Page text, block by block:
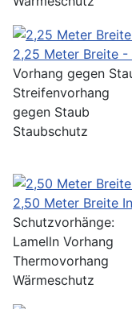
2,25 Meter Breite
Vorhang gegen
Streifenvorhang
gegen Staub
Staubschutz
2,50 Meter Breite
Schutzvorhänge:
Lamelln Vorhang
Thermovorhang
Wärmeschutz